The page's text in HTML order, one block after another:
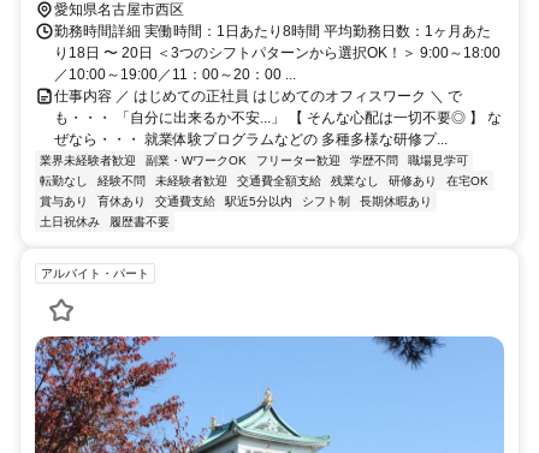
愛知県名古屋市西区
勤務時間詳細 実働時間：1日あたり8時間 平均勤務日数：1ヶ月あた
り18日 〜 20日 ＜3つのシフトパターンから選択OK！＞ 9:00～18:00
／10:00～19:00／11：00～20：00 ...
仕事内容 ／ はじめての正社員 はじめてのオフィスワーク ＼ で
も・・・ 「自分に出来るか不安...」 【 そんな心配は一切不要◎ 】 な
ぜなら・・・ 就業体験プログラムなどの 多種多様な研修プ...
業界未経験者歓迎 副業・WワークOK フリーター歓迎 学歴不問
職場見学可
転勤なし
経験不問 未経験者歓迎 交通費全額支給 残業なし 研修あり
在宅OK
賞与あり
育休あり 交通費支給 駅近5分以内 シフト制
長期休暇あり
土日祝休み
履歴書不要
アルバイト・パート